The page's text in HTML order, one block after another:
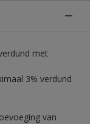
met
3% verdund
van